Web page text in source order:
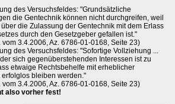
des Versuchsfeldes: "Grundsätzliche
die Gentechnik können nicht durchgreifen, weil
die Zulassung der Gentechnik mit dem Erlass
durch den Gesetzgeber gefallen ist."
3.4.2006, Az. 6786-01-0168, Seite 23)
des Versuchsfeldes: "Sofortige Vollziehung ...
sich gegenüberstehenden Interessen ist zu
etwaige Rechtsbehelfe mit erheblicher
bleiben werden."
3.4.2006, Az. 6786-01-0168, Seite 23)
also vorher fest!